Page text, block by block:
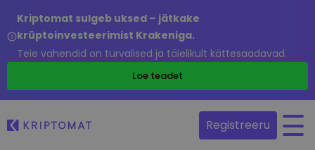
Kriptomat sulgeb uksed – jätkake
krüptoinvesteerimist Krakeniga.
Teie vahendid on turvalised ja täielikult kättesaadavad.
Loe teadet
Registreeru